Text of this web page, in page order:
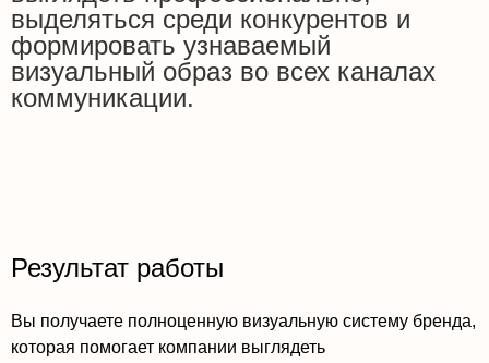
выделяться среди конкурентов и
формировать узнаваемый
визуальный образ во всех каналах
коммуникации.
Результат работы
Вы получаете полноценную визуальную систему бренда,
которая помогает компании выглядеть